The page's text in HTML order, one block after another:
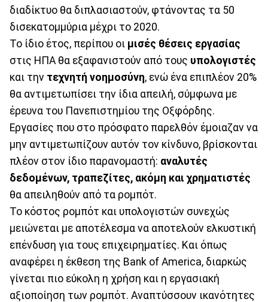
διαδίκτυο θα διπλασιαστούν, φτάνοντας τα 50
δισεκατομμύρια μέχρι το 2020.
Το ίδιο έτος, περίπου οι μισές θέσεις εργασίας
στις ΗΠΑ θα εξαφανιστούν από τους υπολογιστές
και την τεχνητή νοημοσύνη, ενώ ένα επιπλέον 20%
θα αντιμετωπίσει την ίδια απειλή, σύμφωνα με
έρευνα του Πανεπιστημίου της Οξφόρδης.
Εργασίες που στο πρόσφατο παρελθόν έμοιαζαν να
μην αντιμετωπίζουν αυτόν τον κίνδυνο, βρίσκονται
πλέον στον ίδιο παρανομαστή: αναλυτές
δεδομένων, τραπεζίτες, ακόμη και χρηματιστές
θα απειληθούν από τα ρομπότ.
Το κόστος ρομπότ και υπολογιστών συνεχώς
μειώνεται με αποτέλεσμα να αποτελούν ελκυστική
επένδυση για τους επιχειρηματίες. Και όπως
αναφέρει η έκθεση της Bank of America, διαρκώς
γίνεται πιο εύκολη η χρήση και η εργασιακή
αξιοποίηση των ρομπότ. Αναπτύσσουν ικανότητες